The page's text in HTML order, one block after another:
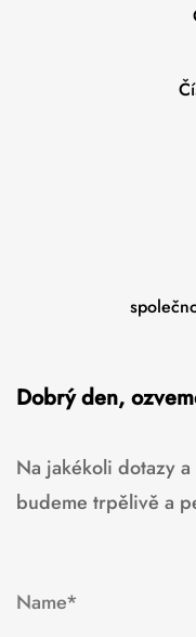
Dobrý den,
Na jakékoli dotazy
budeme trpělivě a